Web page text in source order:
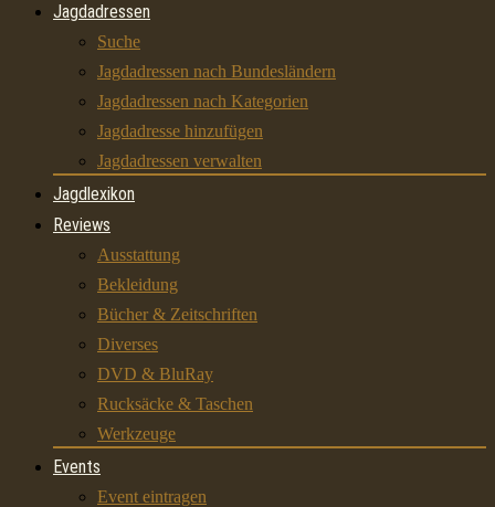
Jagdadressen
Suche
Jagdadressen nach Bundesländern
Jagdadressen nach Kategorien
Jagdadresse hinzufügen
Jagdadressen verwalten
Jagdlexikon
Reviews
Ausstattung
Bekleidung
Bücher & Zeitschriften
Diverses
DVD & BluRay
Rucksäcke & Taschen
Werkzeuge
Events
Event eintragen